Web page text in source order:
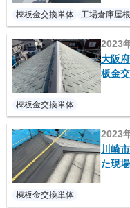
棟板金交換単体 工場倉庫屋根
2023
大阪
板金
棟板金交換単体
2023
川崎
た現
棟板金交換単体